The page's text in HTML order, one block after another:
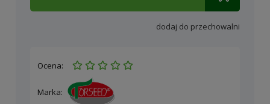
dodaj do przechowalni
Ocena:
Marka: